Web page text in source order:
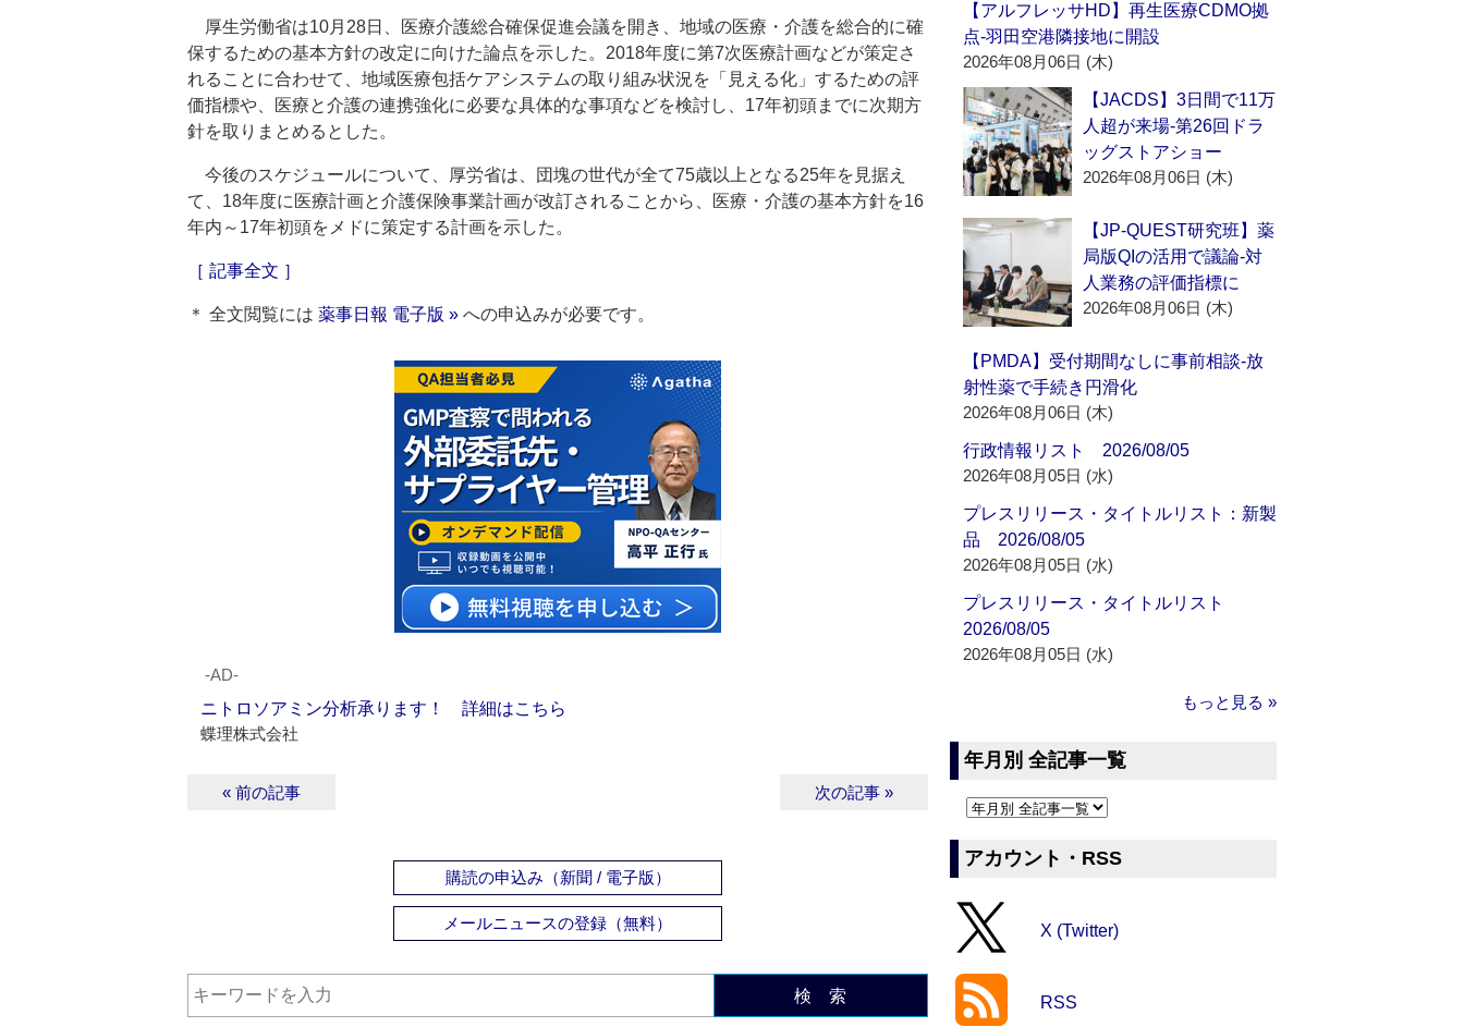
厚生労働省は10月28日、医療介護総合確保促進会議を開き、地域の医療・介護を総合的に確
保するための基本方針の改定に向けた論点を示した。2018年度に第7次医療計画などが策定さ
れることに合わせて、地域医療包括ケアシステムの取り組み状況を「見える化」するための評
価指標や、医療と介護の連携強化に必要な具体的な事項などを検討し、17年初頭までに次期方
針を取りまとめるとした。
今後のスケジュールについて、厚労省は、団塊の世代が全て75歳以上となる25年を見据え
て、18年度に医療計画と介護保険事業計画が改訂されることから、医療・介護の基本方針を16
年内～17年初頭をメドに策定する計画を示した。
［ 記事全文 ］
＊ 全文閲覧には 薬事日報 電子版 » への申込みが必要です。
‐AD‐
ニトロソアミン分析承ります！ 詳細はこちら
蝶理株式会社
« 前の記事 次の記事 »
購読の申込み（新聞 / 電子版）
メールニュースの登録（無料）
検 索
【アルフレッサHD】再生医療CDMO拠
点‐羽田空港隣接地に開設
2026年08月06日 (木)
【JACDS】3日間で11万
人超が来場‐第26回ドラ
ッグストアショー
2026年08月06日 (木)
【JP-QUEST研究班】薬
局版QIの活用で議論‐対
人業務の評価指標に
2026年08月06日 (木)
【PMDA】受付期間なしに事前相談‐放
射性薬で手続き円滑化
2026年08月06日 (木)
行政情報リスト 2026/08/05
2026年08月05日 (水)
プレスリリース・タイトルリスト：新製
品 2026/08/05
2026年08月05日 (水)
プレスリリース・タイトルリスト
2026/08/05
2026年08月05日 (水)
もっと見る »
年月別 全記事一覧
アカウント・RSS
X (Twitter)
RSS